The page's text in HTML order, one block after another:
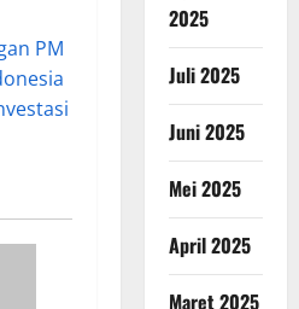
PM
2025
Juli 2025
Juni 2025
Mei 2025
April 2025
Maret 2025